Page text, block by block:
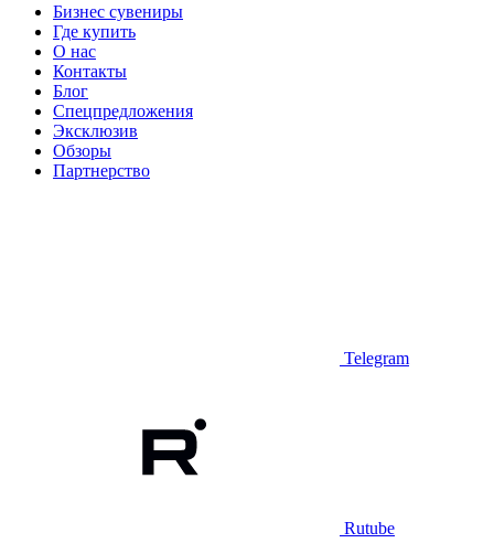
Бизнес сувениры
Где купить
О нас
Контакты
Блог
Спецпредложения
Эксклюзив
Обзоры
Партнерство
Telegram
Rutube